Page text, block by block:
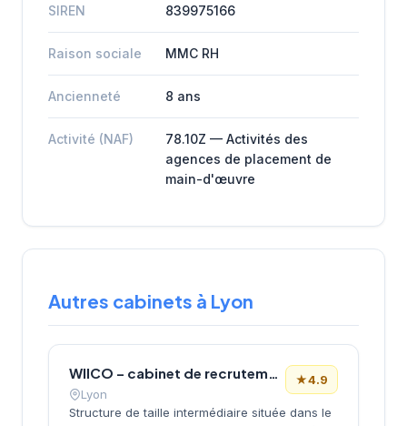
SIREN 839975166
Raison sociale MMC RH
Ancienneté 8 ans
Activité (NAF)
78.10Z — Activités des
agences de placement de
main-d'œuvre
Autres cabinets à Lyon
WIICO – cabinet de recrutement
Lyon
★4.9
Structure de taille intermédiaire située dans le